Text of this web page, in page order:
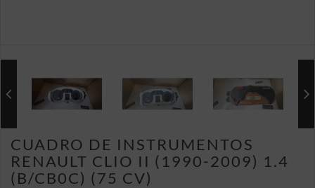
CUADRO DE INSTRUMENTOS
RENAULT CLIO II (1990-2009) 1.4
(B/CB0C) (75 CV)